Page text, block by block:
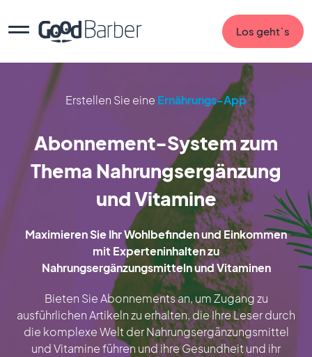
Los geht`s
Erstellen Sie eine Ernährungs-App
Abonnement-System zum
Thema Nahrungsergänzung
und Vitamine
Maximieren Sie Ihr Wohlbefinden und Einkommen
mit Experteninhalten zu
Nahrungsergänzungsmitteln und Vitaminen
Bieten Sie Abonnements an, um Zugang zu
ausführlichen Artikeln zu erhalten, die Ihre Leser durch
die komplexe Welt der Nahrungsergänzungsmittel
und Vitamine führen und ihre Gesundheit und ihr